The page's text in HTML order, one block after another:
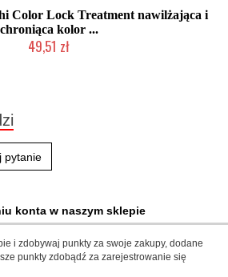
Color Lock Treatment nawilżająca i
chroniąca kolor ...
49,51 zł
pytanie
konta w naszym sklepie
i zdobywaj punkty za swoje zakupy, dodane
punkty zdobądź za zarejestrowanie się